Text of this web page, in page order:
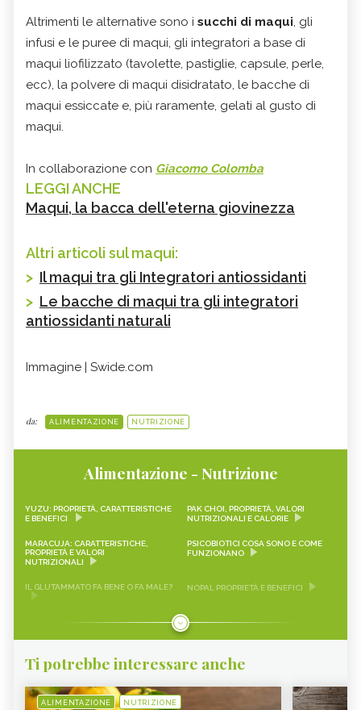
Altrimenti le alternative sono i succhi di maqui, gli
infusi e le puree di maqui, gli integratori a base di
maqui liofilizzato (tavolette, pastiglie, capsule, perle,
ecc), la polvere di maqui disidratato, le bacche di
maqui essiccate e, più raramente, gelati al gusto di
maqui.
In collaborazione con Giacomo Colomba
LEGGI ANCHE
Maqui, la bacca dell'eterna giovinezza
Altri articoli sul maqui:
> Il maqui tra gli Integratori antiossidanti
> Le bacche di maqui tra gli integratori
antiossidanti naturali
Immagine | Swide.com
da: ALIMENTAZIONE NUTRIZIONE
Alimentazione - Nutrizione
YUZU: PROPRIETÀ, CARATTERISTICHE
E BENEFICI
PAK CHOI, PROPRIETÀ, VALORI
NUTRIZIONALI E CALORIE
MARACUJA: CARATTERISTICHE,
PROPRIETÀ E VALORI
NUTRIZIONALI
PSICOBIOTICI COSA SONO E COME
FUNZIONANO
IL GLUTAMMATO FA BENE O FA MALE? NOPAL PROPRIETÀ E BENEFICI
FRAGOLINE DI BOSCO
RICETTE
CRAUTI, PROPRIETÀ, VALORI
NUTRIZIONALI E RICETTE
LEMON SNACK, LIMEQUAT SCAROLA
RAPA ROSSA SEITAN PROPRIETÀ E BENEFICI
Ti potrebbe interessare anche
ALIMENTAZIONE NUTRIZIONE